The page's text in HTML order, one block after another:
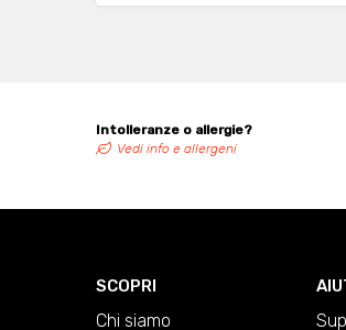
Intolleranze o allergie?
Vedi info e allergeni
SCOPRI
Chi siamo